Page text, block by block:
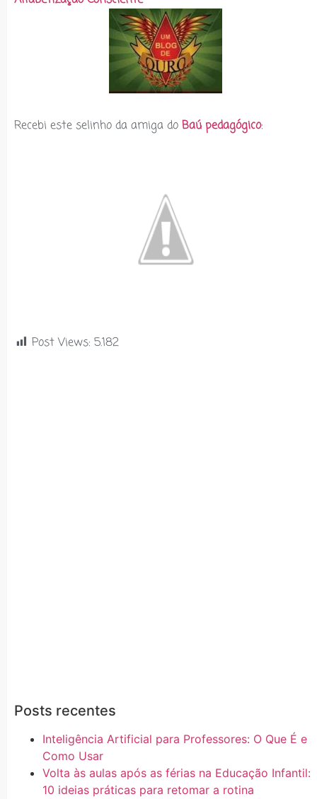
Recebi este selinho da amiga do Baú pedagógico:
Post Views: 5.182
Posts recentes
Inteligência Artificial para Professores: O Que É e
Como Usar
Volta às aulas após as férias na Educação Infantil:
10 ideias práticas para retomar a rotina